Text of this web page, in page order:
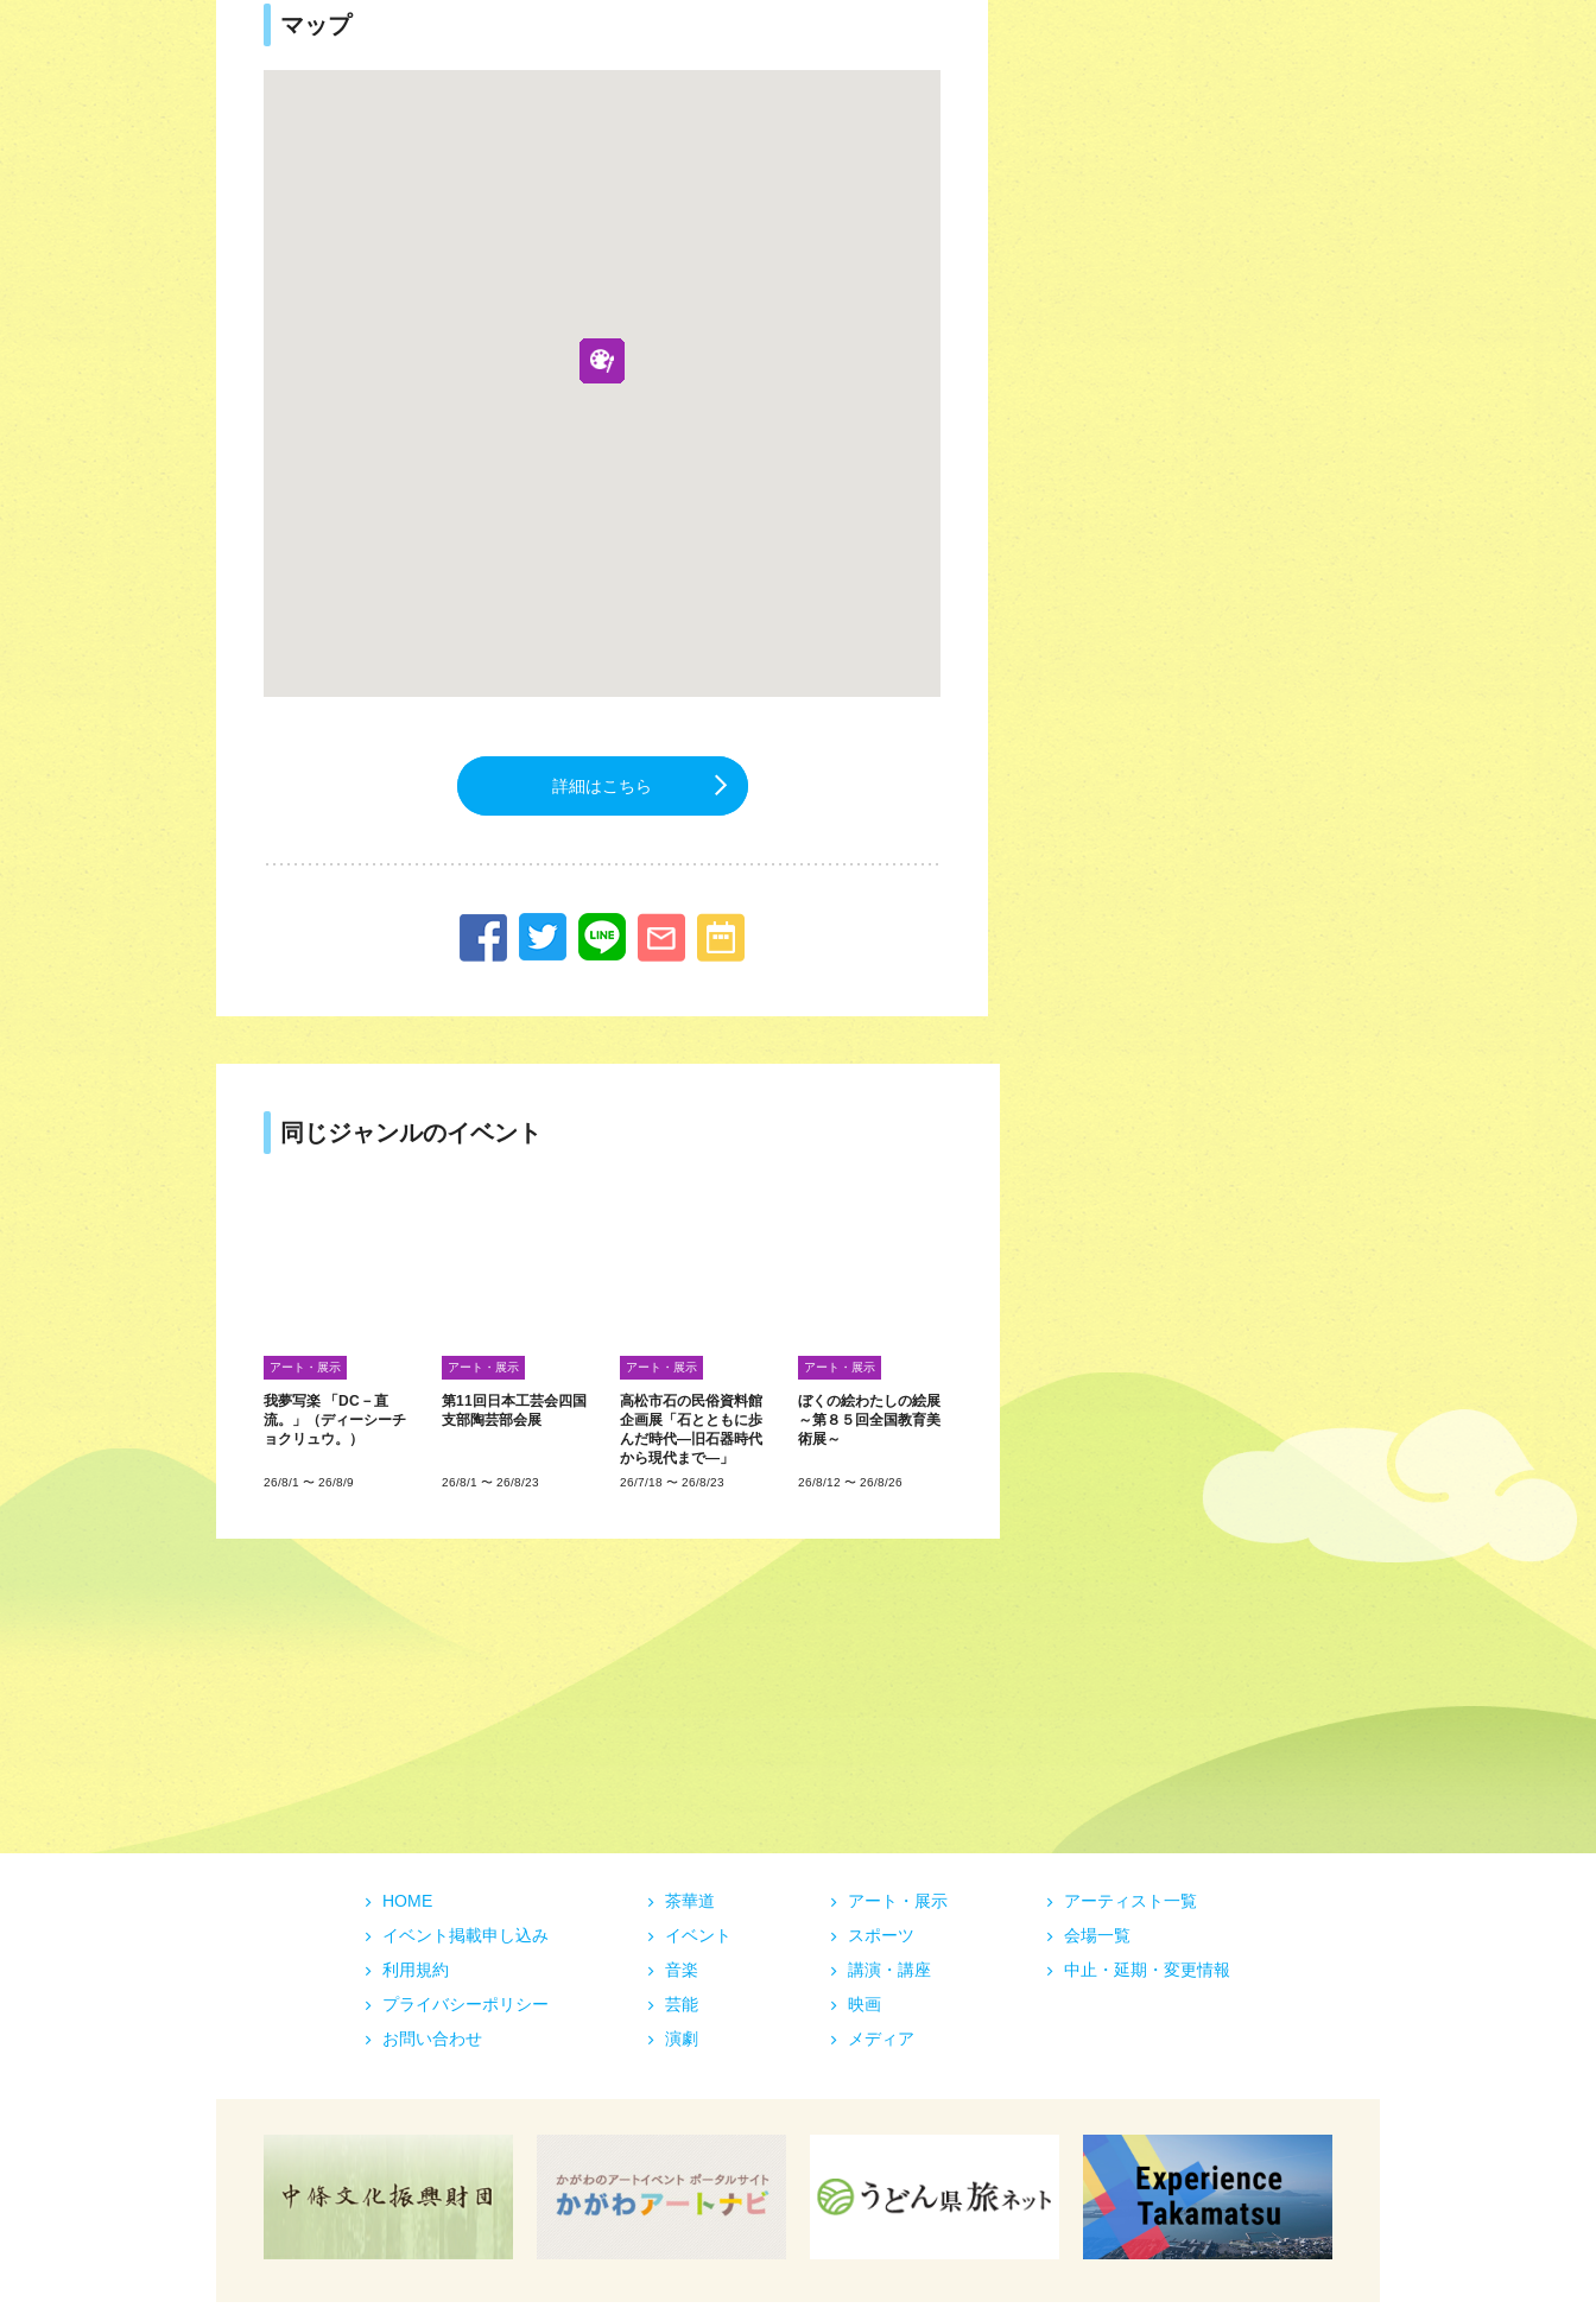
マップ
詳細はこちら
同じジャンルのイベント
アート・展示
我夢写楽 「DC－直
流。」（ディーシーチ
ョクリュウ。）
26/8/1 〜 26/8/9
アート・展示
第11回日本工芸会四国
支部陶芸部会展
26/8/1 〜 26/8/23
アート・展示
高松市石の民俗資料館
企画展「石とともに歩
んだ時代―旧石器時代
から現代まで―」
26/7/18 〜 26/8/23
アート・展示
ぼくの絵わたしの絵展
～第８５回全国教育美
術展～
26/8/12 〜 26/8/26
HOME
イベント掲載申し込み
利用規約
プライバシーポリシー
お問い合わせ
茶華道
イベント
音楽
芸能
演劇
アート・展示
スポーツ
講演・講座
映画
メディア
アーティスト一覧
会場一覧
中止・延期・変更情報